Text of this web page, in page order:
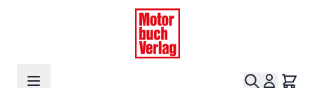
Suche